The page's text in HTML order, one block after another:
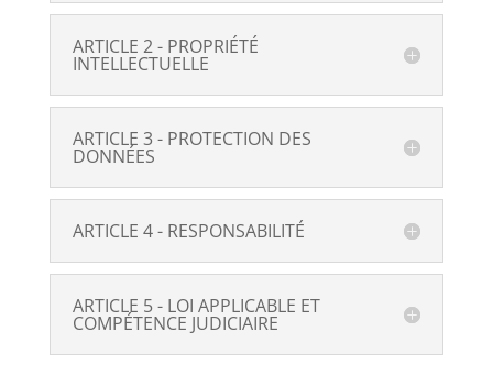
ARTICLE 2 - PROPRIÉTÉ
INTELLECTUELLE
ARTICLE 3 - PROTECTION DES
DONNÉES
ARTICLE 4 - RESPONSABILITÉ
ARTICLE 5 - LOI APPLICABLE ET
COMPÉTENCE JUDICIAIRE